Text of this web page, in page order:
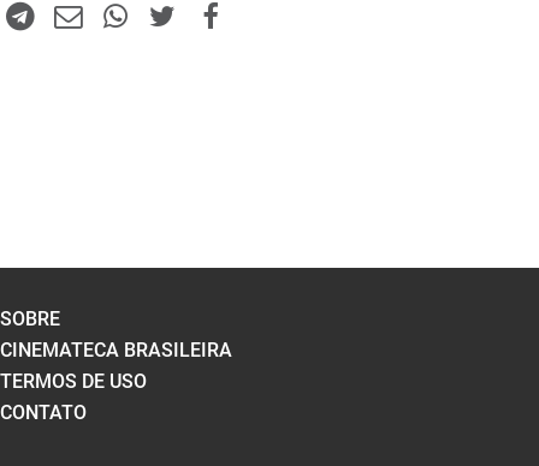
SOBRE
CINEMATECA BRASILEIRA
TERMOS DE USO
CONTATO